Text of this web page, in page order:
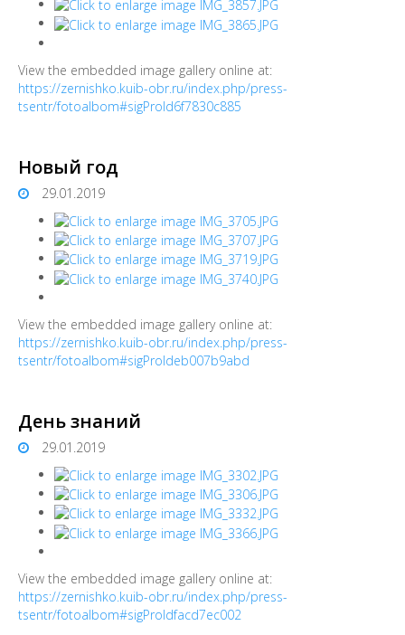
View the embedded image gallery online at:
https://zernishko.kuib-obr.ru/index.php/press-
tsentr/fotoalbom#sigProId6f7830c885
Новый год
29.01.2019
View the embedded image gallery online at:
https://zernishko.kuib-obr.ru/index.php/press-
tsentr/fotoalbom#sigProIdeb007b9abd
День знаний
29.01.2019
View the embedded image gallery online at:
https://zernishko.kuib-obr.ru/index.php/press-
tsentr/fotoalbom#sigProIdfacd7ec002